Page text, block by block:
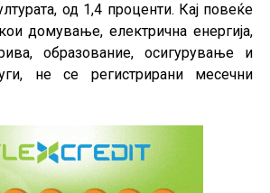
од 1,4 проценти. Кај повеќе
домување, електрична енергија,
образование, осигурување и
не се регистрирани месечни